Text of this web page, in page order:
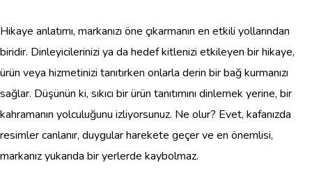
Hikaye anlatımı, markanızı öne çıkarmanın en etkili yollarından
biridir. Dinleyicilerinizi ya da hedef kitlenizi etkileyen bir hikaye,
ürün veya hizmetinizi tanıtırken onlarla derin bir bağ kurmanızı
sağlar. Düşünün ki, sıkıcı bir ürün tanıtımını dinlemek yerine, bir
kahramanın yolculuğunu izliyorsunuz. Ne olur? Evet, kafanızda
resimler canlanır, duygular harekete geçer ve en önemlisi,
markanız yukarıda bir yerlerde kaybolmaz.